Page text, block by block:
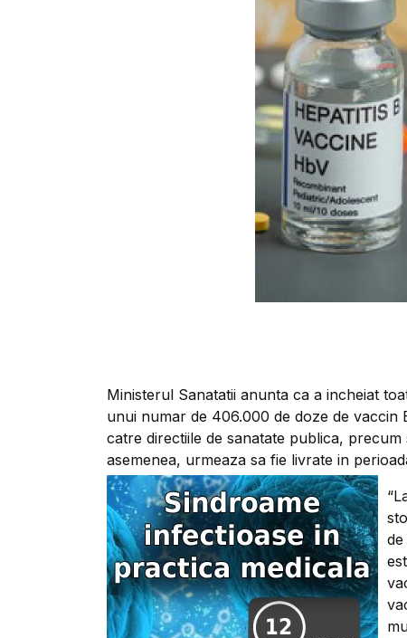
Ministerul Sanatatii anunta ca a incheiat
unui numar de 406.000 de doze de
catre directiile de sanatate publica,
asemenea, urmeaza sa fie livrate in